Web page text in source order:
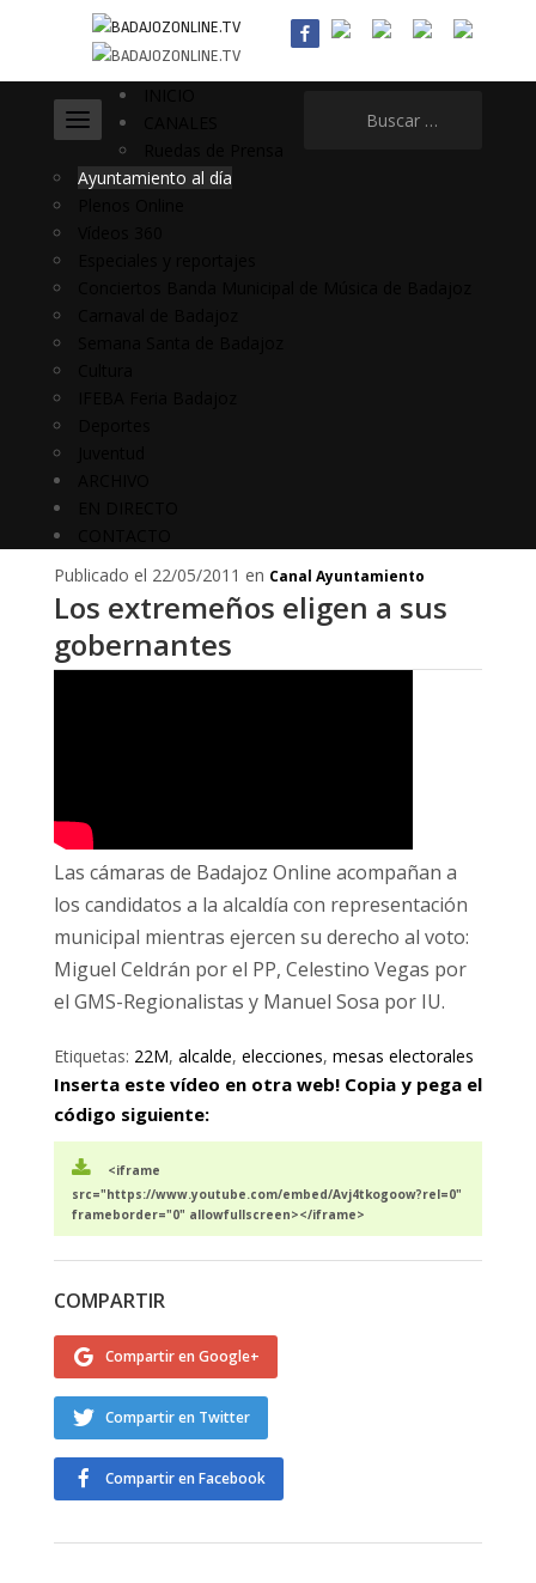
Ayuntamiento al día
Publicado el 22/05/2011 en Canal Ayuntamiento
Los extremeños eligen a sus
gobernantes
Las cámaras de Badajoz Online acompañan a
los candidatos a la alcaldía con representación
municipal mientras ejercen su derecho al voto:
Miguel Celdrán por el PP, Celestino Vegas por
el GMS-Regionalistas y Manuel Sosa por IU.
Etiquetas: 22M, alcalde, elecciones, mesas electorales
Inserta este vídeo en otra web! Copia y pega el
código siguiente:
<iframe
src="https://www.youtube.com/embed/Avj4tkogoow?rel=0"
frameborder="0" allowfullscreen></iframe>
COMPARTIR
Compartir en Google+
Compartir en Twitter
Compartir en Facebook